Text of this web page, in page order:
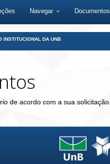
Navegar Documentos
INSTITUCIONAL DA UNB
de acordo com a sua solicitação.